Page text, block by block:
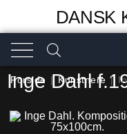
DANSK
Forside |Kunstnere |
Inge Dahl